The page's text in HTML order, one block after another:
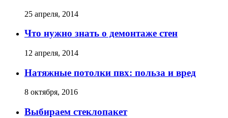
25 апреля, 2014
Что нужно знать о демонтаже стен
12 апреля, 2014
Натяжные потолки пвх: польза и вред
8 октября, 2016
Выбираем стеклопакет